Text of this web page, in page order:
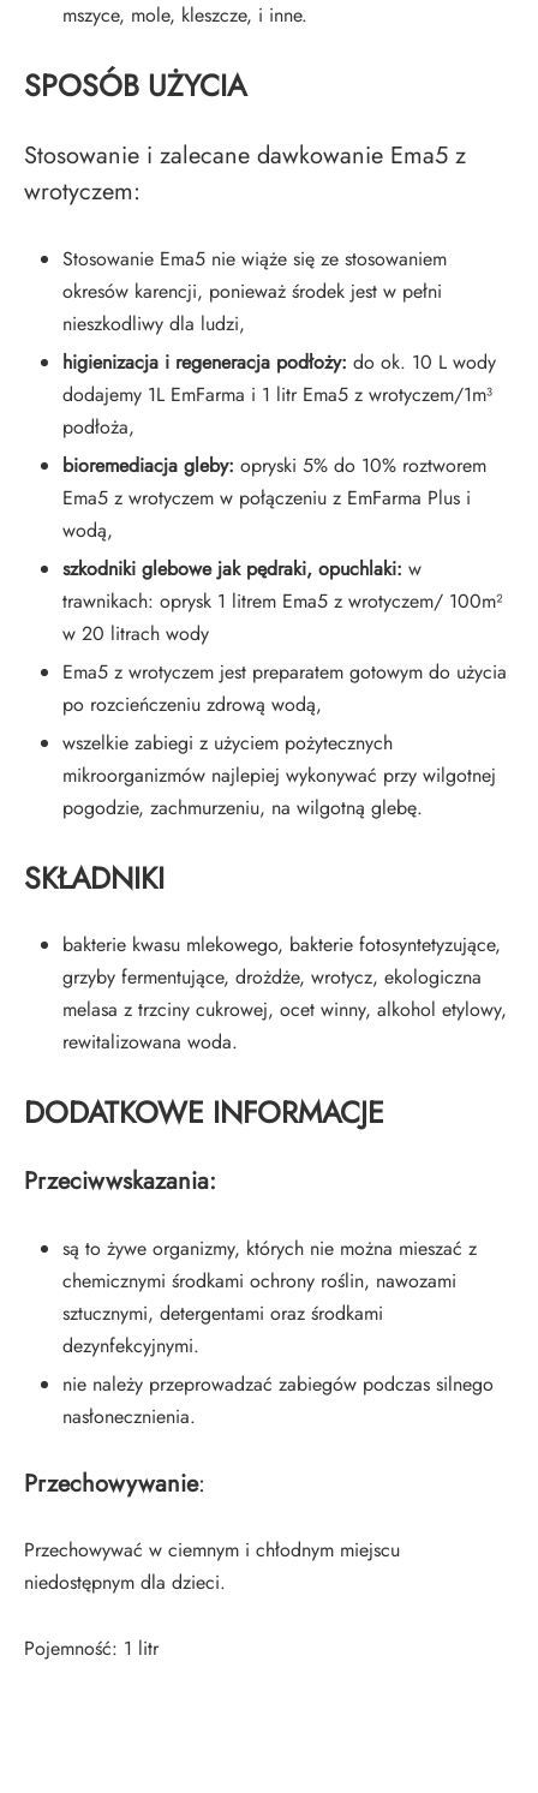
mszyce, mole, kleszcze, i inne.
SPOSÓB UŻYCIA
Stosowanie i zalecane dawkowanie Ema5 z
wrotyczem:
Stosowanie Ema5 nie wiąże się ze stosowaniem
okresów karencji, ponieważ środek jest w pełni
nieszkodliwy dla ludzi,
higienizacja i regeneracja podłoży: do ok. 10 L wody
dodajemy 1L EmFarma i 1 litr Ema5 z wrotyczem/1m³
podłoża,
bioremediacja gleby: opryski 5% do 10% roztworem
Ema5 z wrotyczem w połączeniu z EmFarma Plus i
wodą,
szkodniki glebowe jak pędraki, opuchlaki: w
trawnikach: oprysk 1 litrem Ema5 z wrotyczem/ 100m²
w 20 litrach wody
Ema5 z wrotyczem jest preparatem gotowym do użycia
po rozcieńczeniu zdrową wodą,
wszelkie zabiegi z użyciem pożytecznych
mikroorganizmów najlepiej wykonywać przy wilgotnej
pogodzie, zachmurzeniu, na wilgotną glebę.
SKŁADNIKI
bakterie kwasu mlekowego, bakterie fotosyntetyzujące,
grzyby fermentujące, drożdże, wrotycz, ekologiczna
melasa z trzciny cukrowej, ocet winny, alkohol etylowy,
rewitalizowana woda.
DODATKOWE INFORMACJE
Przeciwwskazania:
są to żywe organizmy, których nie można mieszać z
chemicznymi środkami ochrony roślin, nawozami
sztucznymi, detergentami oraz środkami
dezynfekcyjnymi.
nie należy przeprowadzać zabiegów podczas silnego
nasłonecznienia.
Przechowywanie:
Przechowywać w ciemnym i chłodnym miejscu
niedostępnym dla dzieci.
Pojemność: 1 litr